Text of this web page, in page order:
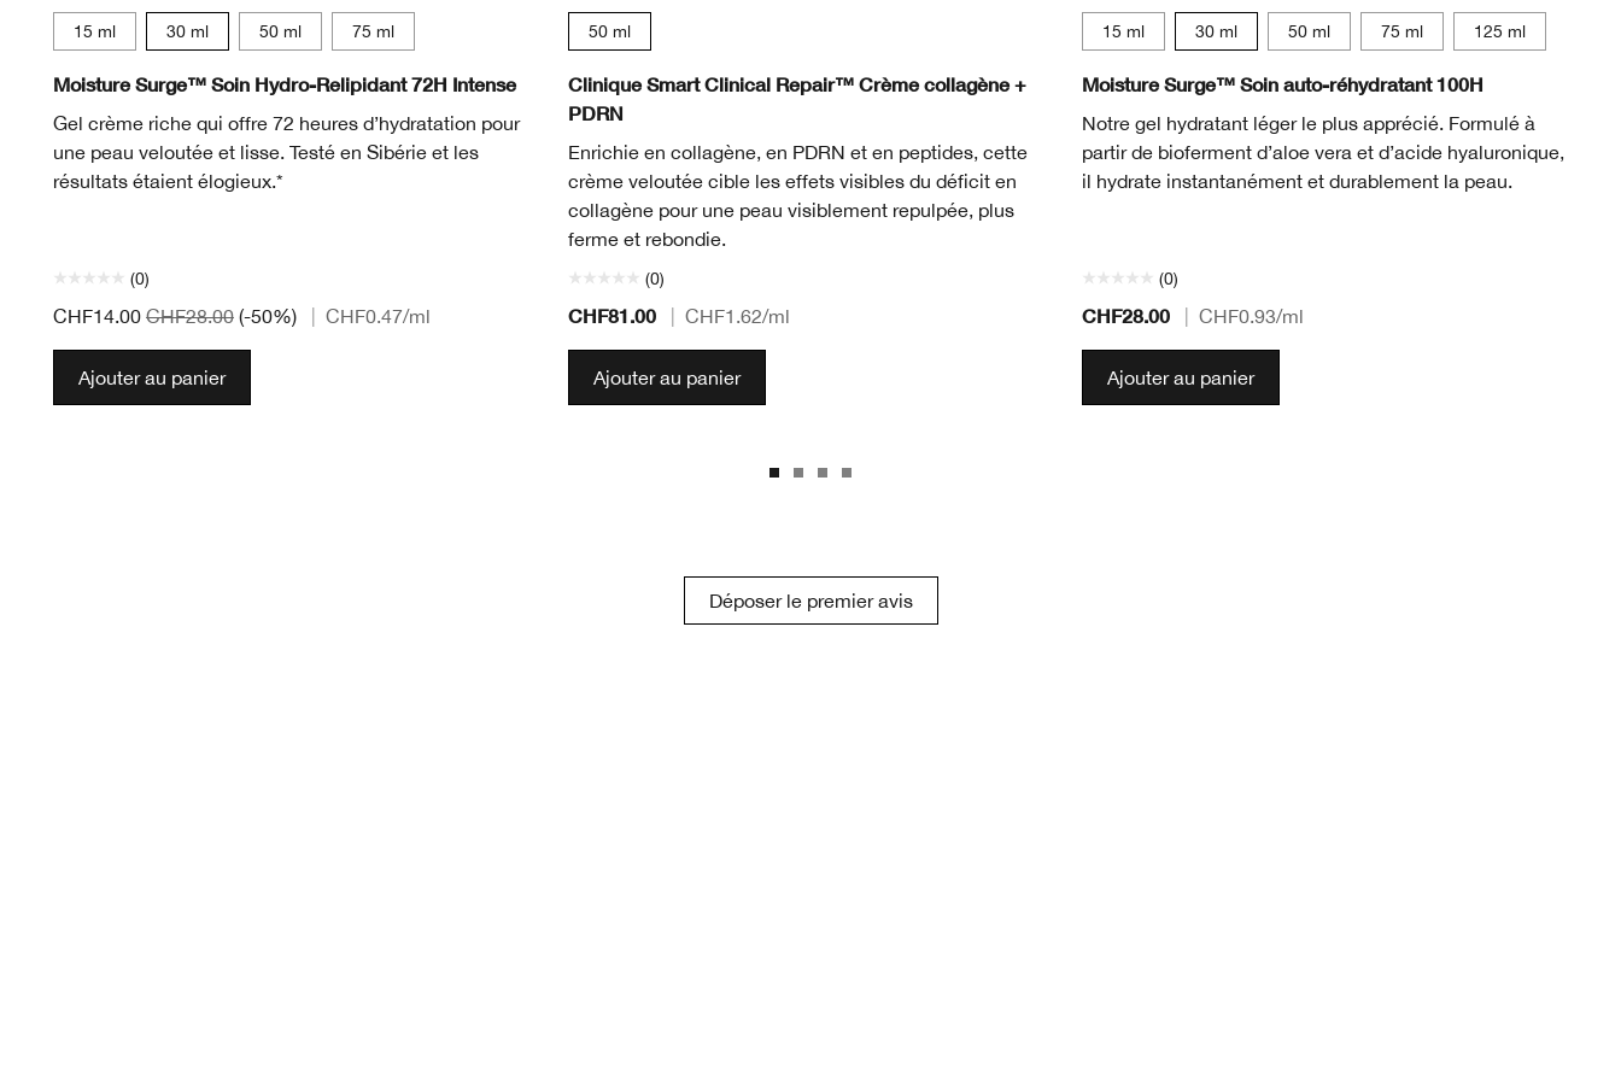
15 ml 30 ml 50 ml 75 ml
Moisture Surge™ Soin Hydro-Relipidant 72H Intense
Gel crème riche qui offre 72 heures d’hydratation pour
une peau veloutée et lisse. Testé en Sibérie et les
résultats étaient élogieux.*
(0)
CHF14.00 CHF28.00 (-50%) CHF0.47/ml
Ajouter au panier
50 ml
Clinique Smart Clinical Repair™ Crème collagène +
PDRN
Enrichie en collagène, en PDRN et en peptides, cette
crème veloutée cible les effets visibles du déficit en
collagène pour une peau visiblement repulpée, plus
ferme et rebondie.
(0)
CHF81.00 CHF1.62/ml
Ajouter au panier
15 ml 30 ml 50 ml 75 ml 125 ml
Moisture Surge™ Soin auto-réhydratant 100H
Notre gel hydratant léger le plus apprécié. Formulé à
partir de bioferment d’aloe vera et d’acide hyaluronique,
il hydrate instantanément et durablement la peau.
(0)
CHF28.00 CHF0.93/ml
Ajouter au panier
Déposer le premier avis